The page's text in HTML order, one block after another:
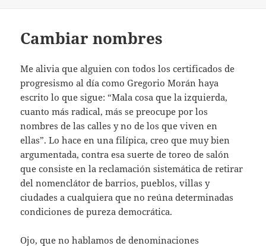
Cambiar nombres
Me alivia que alguien con todos los certificados de
progresismo al día como Gregorio Morán haya
escrito lo que sigue: “Mala cosa que la izquierda,
cuanto más radical, más se preocupe por los
nombres de las calles y no de los que viven en
ellas”. Lo hace en una filípica, creo que muy bien
argumentada, contra esa suerte de toreo de salón
que consiste en la reclamación sistemática de retirar
del nomenclátor de barrios, pueblos, villas y
ciudades a cualquiera que no reúna determinadas
condiciones de pureza democrática.
Ojo, que no hablamos de denominaciones